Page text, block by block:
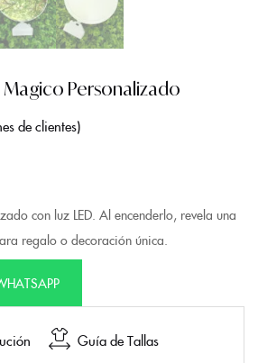
Personalizado
de clientes
con luz LED. Al encenderlo, revela una
regalo o decoración única.
Guía de Tallas